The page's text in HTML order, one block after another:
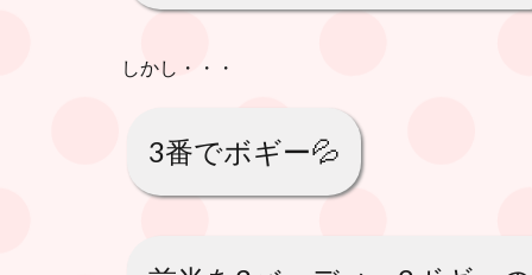
しかし・・・
3番でボギー💦